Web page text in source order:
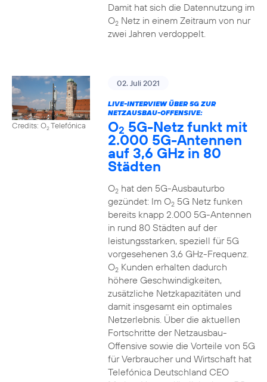
Damit hat sich die Datennutzung im
O2Netz in einem Zeitraum von nur
zwei Jahren verdoppelt.
Credits: O2Telefónica
02. Juli 2021
LIVE-INTERVIEW ÜBER 5G ZUR
NETZAUSBAU-OFFENSIVE:
O2 5G-Netz funkt mit
2.000 5G-Antennen
auf 3,6 GHz in 80
Städten
O2hat den 5G-Ausbauturbo
gezündet: Im O25G Netz funken
bereits knapp 2.000 5G-Antennen
in rund 80 Städten auf der
leistungsstarken, speziell für 5G
vorgesehenen 3,6 GHz-Frequenz.
O2Kunden erhalten dadurch
höhere Geschwindigkeiten,
zusätzliche Netzkapazitäten und
damit insgesamt ein optimales
Netzerlebnis. Über die aktuellen
Fortschritte der Netzausbau-
Offensive sowie die Vorteile von 5G
für Verbraucher und Wirtschaft hat
Telefónica Deutschland CEO